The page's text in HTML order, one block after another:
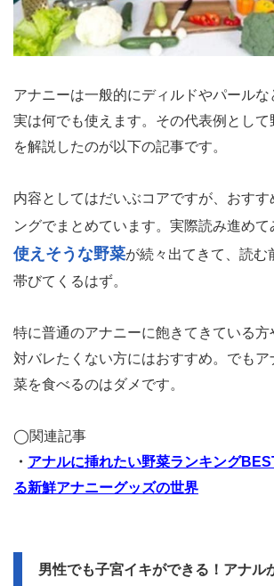
アナニーは一般的にディルドやパールな
実は何でも使えます。その代表例とし
を解説したのが以下の記事です。
内容としてはだいぶコアですが、おすす
ングでまとめています。実際読み進めて
使えそうな野菜が続々出てきて、読む
帯びてくるはず。
特に普通のアナニーに飽きてきている方
対バレたくない方にはおすすめ。でも
菜を食べるのはダメです。
◯関連記事
・ アナルに挿れたい野菜ランキング
る新鮮アナニーグッズの世界
男性でも子宮イキができる！アナル